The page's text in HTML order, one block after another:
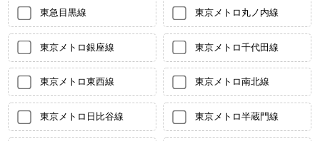
東急目黒線 東京メトロ丸ノ内線
東京メトロ銀座線 東京メトロ千代田線
東京メトロ東西線 東京メトロ南北線
東京メトロ日比谷線 東京メトロ半蔵門線